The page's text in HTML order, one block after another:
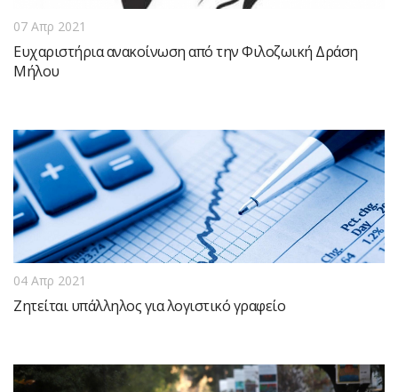
07 Απρ 2021
Ευχαριστήρια ανακοίνωση από την Φιλοζωική Δράση
Μήλου
04 Απρ 2021
Ζητείται υπάλληλος για λογιστικό γραφείο